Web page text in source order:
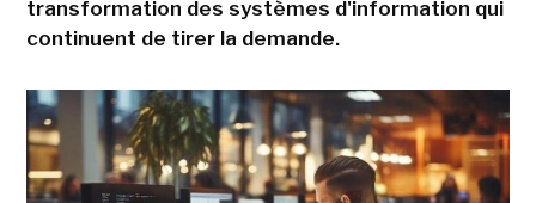
transformation des systèmes d'information qui
continuent de tirer la demande.